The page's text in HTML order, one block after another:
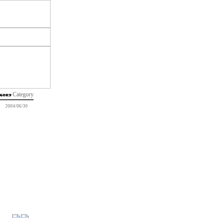
Category
2004/06/30